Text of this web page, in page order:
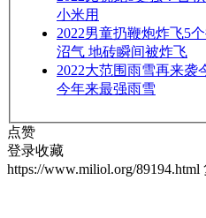
小米用
2022男童扔鞭炮炸飞5
沼气 地砖瞬间被炸飞
2022大范围雨雪再来袭
今年来最强雨雪
点赞
登录收藏
https://www.miliol.org/89194.html